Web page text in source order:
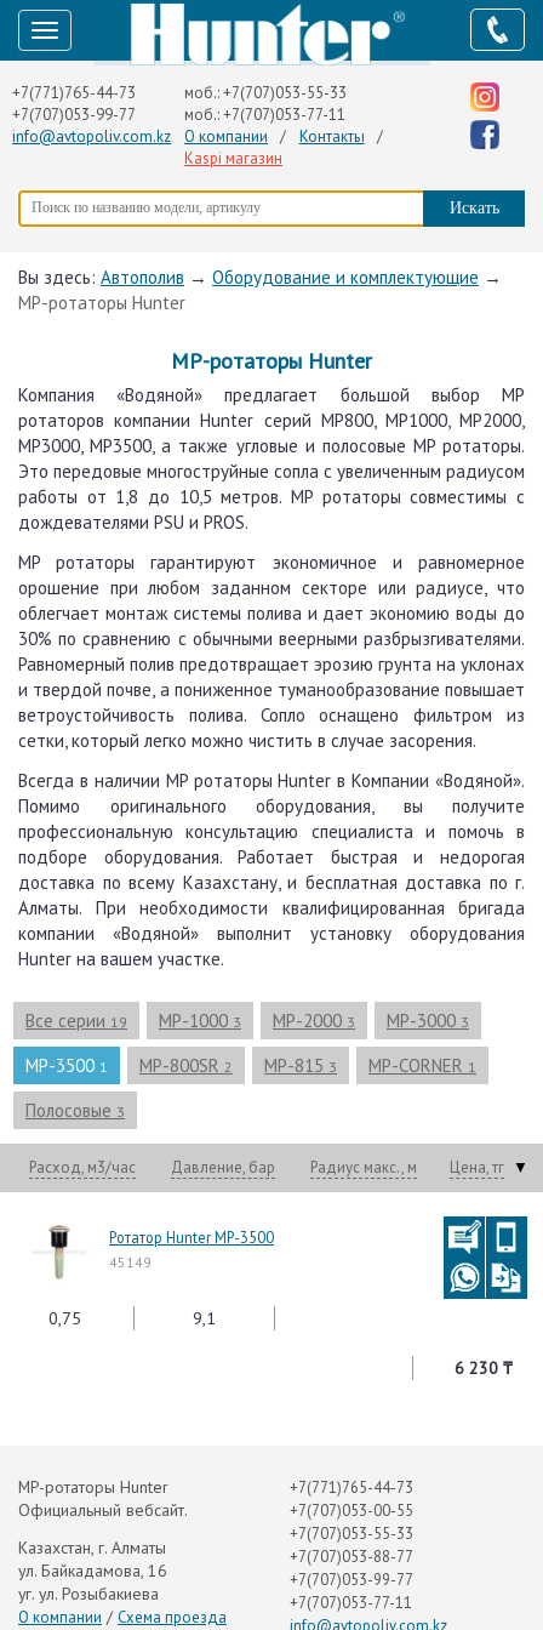
+7(771)765-44-73
+7(707)053-99-77
info@avtopoliv.com.kz
моб.:+7(707)053-55-33
моб.:+7(707)053-77-11
О компании / Контакты /
Kaspi магазин
Вы здесь: Автополив → Оборудование и комплектующие →
МP-ротаторы Hunter
MP-ротаторы Hunter
Компания «Водяной» предлагает большой выбор MP
ротаторов компании Hunter серий MP800, MP1000, MP2000,
MP3000, MP3500, а также угловые и полосовые MP ротаторы.
Это передовые многоструйные сопла с увеличенным радиусом
работы от 1,8 до 10,5 метров. MP ротаторы совместимы с
дождевателями PSU и PROS.
MP ротаторы гарантируют экономичное и равномерное
орошение при любом заданном секторе или радиусе, что
облегчает монтаж системы полива и дает экономию воды до
30% по сравнению с обычными веерными разбрызгивателями.
Равномерный полив предотвращает эрозию грунта на уклонах
и твердой почве, а пониженное туманообразование повышает
ветроустойчивость полива. Сопло оснащено фильтром из
сетки, который легко можно чистить в случае засорения.
Всегда в наличии MP ротаторы Hunter в Компании «Водяной».
Помимо оригинального оборудования, вы получите
профессиональную консультацию специалиста и помочь в
подборе оборудования. Работает быстрая и недорогая
доставка по всему Казахстану, и бесплатная доставка по г.
Алматы. При необходимости квалифицированная бригада
компании «Водяной» выполнит установку оборудования
Hunter на вашем участке.
Все серии 19 MP-1000 3 MP-2000 3 MP-3000 3
MP-3500 1 MP-800SR 2 MP-815 3 MP-CORNER 1
Полосовые 3
Расход, м3/час Давление, бар Радиус макс., м Цена, тг ▼
Ротатор Hunter MP-3500
45149
0,75 9,1
6 230 ₸
MP-ротаторы Hunter
Официальный вебсайт.
Казахстан, г. Алматы
ул. Байкадамова, 16
уг. ул. Розыбакиева
О компании / Схема проезда
+7(771)765-44-73
+7(707)053-00-55
+7(707)053-55-33
+7(707)053-88-77
+7(707)053-99-77
+7(707)053-77-11
info@avtopoliv.com.kz